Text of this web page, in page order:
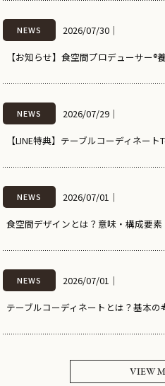
NEWS 2026/07/30 ｜
【お知らせ】食空間プロデューサー®
NEWS 2026/07/29 ｜
【LINE特典】テーブルコーディネート
NEWS 2026/07/01 ｜
NEWS 2026/07/01 ｜
VIEW